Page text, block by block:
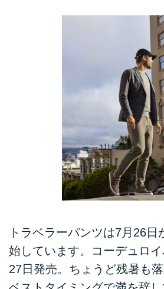
トラベラーパンツは7月26日
始しています。コーデュロ
27日発売。ちょうど残暑も